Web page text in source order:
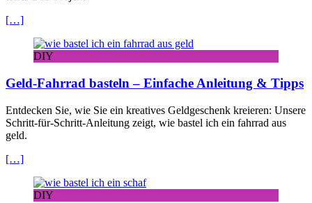
[…]
DIY
Geld-Fahrrad basteln – Einfache Anleitung & Tipps
Entdecken Sie, wie Sie ein kreatives Geldgeschenk kreieren: Unsere
Schritt-für-Schritt-Anleitung zeigt, wie bastel ich ein fahrrad aus
geld.
[…]
DIY